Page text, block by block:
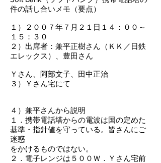
件の話し合いメモ（要点）
１）２００７年７月２１日１４：００～
１５：３０
２）出席者：兼平正樹さん（ＫＫ／日鉄
エレックス）、豊田さん
Ｙさん、阿部文子、田中正治
３）Ｙさん宅にて
４）兼平さんから説明
１．携帯電話塔からの電波は国の定めた
基準・指針値を守っている。皆さんにご
迷惑
をかけるものではない。
２．電子レンジは５００Ｗ．Ｙさん宅前